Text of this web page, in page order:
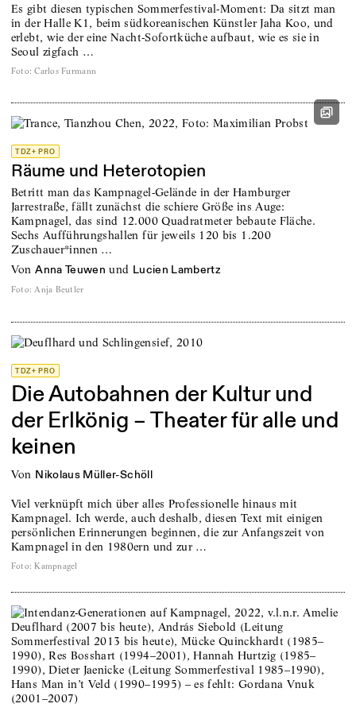
Es gibt diesen typischen Sommerfestival-Moment: Da sitzt man
in der Halle K1, beim südkoreanischen Künstler Jaha Koo, und
erlebt, wie der eine Nacht-Sofortküche aufbaut, wie es sie in
Seoul zigfach …
Foto: Carlos Furmann
TDZ+ PRO
Räume und Heterotopien
Betritt man das Kampnagel-Gelände in der Hamburger
Jarrestraße, fällt zunächst die schiere Größe ins Auge:
Kampnagel, das sind 12.000 Quadratmeter bebaute Fläche.
Sechs Aufführungshallen für jeweils 120 bis 1.200
Zuschauer*innen …
von Anna Teuwen und Lucien Lambertz
Foto: Anja Beutler
TDZ+ PRO
Die Autobahnen der Kultur und
der Erlkönig – Theater für alle und
keinen
von Nikolaus Müller-Schöll
Viel verknüpft mich über alles Professionelle hinaus mit
Kampnagel. Ich werde, auch deshalb, diesen Text mit einigen
persönlichen Erinnerungen beginnen, die zur Anfangszeit von
Kampnagel in den 1980ern und zur …
Foto: Kampnagel